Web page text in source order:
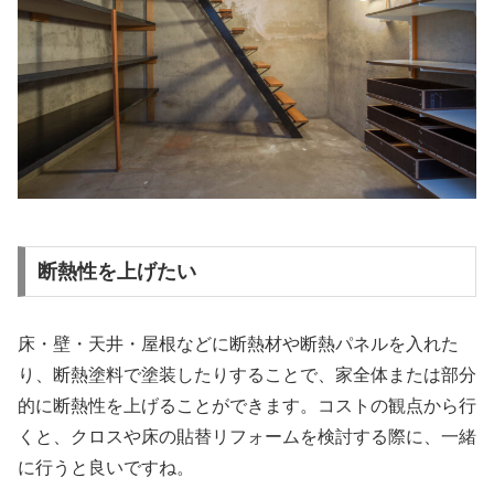
断熱性を上げたい
床・壁・天井・屋根などに断熱材や断熱パネルを入れた
り、断熱塗料で塗装したりすることで、家全体または部分
的に断熱性を上げることができます。コストの観点から行
くと、クロスや床の貼替リフォームを検討する際に、一緒
に行うと良いですね。